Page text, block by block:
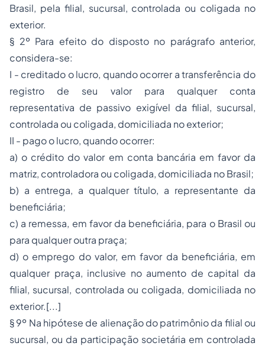
Brasil, pela filial, sucursal, controlada ou coligada no
exterior.
§ 2º Para efeito do disposto no parágrafo anterior,
considera-se:
I - creditado o lucro, quando ocorrer a transferência do
registro de seu valor para qualquer conta
representativa de passivo exigível da filial, sucursal,
controlada ou coligada, domiciliada no exterior;
II - pago o lucro, quando ocorrer:
a) o crédito do valor em conta bancária em favor da
matriz, controladora ou coligada, domiciliada no Brasil;
b) a entrega, a qualquer título, a representante da
beneficiária;
c) a remessa, em favor da beneficiária, para o Brasil ou
para qualquer outra praça;
d) o emprego do valor, em favor da beneficiária, em
qualquer praça, inclusive no aumento de capital da
filial, sucursal, controlada ou coligada, domiciliada no
exterior.[...]
§ 9º Na hipótese de alienação do patrimônio da filial ou
sucursal, ou da participação societária em controlada